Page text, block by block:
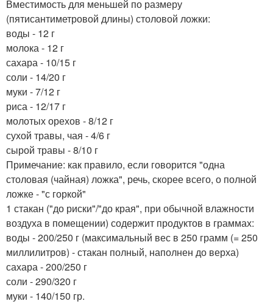
Вместимость для меньшей по размеру
(пятисантиметровой длины) столовой ложки:
воды - 12 г
молока - 12 г
сахара - 10/15 г
соли - 14/20 г
муки - 7/12 г
риса - 12/17 г
молотых орехов - 8/12 г
сухой травы, чая - 4/6 г
сырой травы - 8/10 г
Примечание: как правило, если говорится "одна
столовая (чайная) ложка", речь, скорее всего, о полной
ложке - "с горкой"
1 стакан ("до риски"/"до края", при обычной влажности
воздуха в помещении) содержит продуктов в граммах:
воды - 200/250 г (максимальный вес в 250 грамм (= 250
миллилитров) - стакан полный, наполнен до верха)
сахара - 200/250 г
соли - 290/320 г
муки - 140/150 гр.